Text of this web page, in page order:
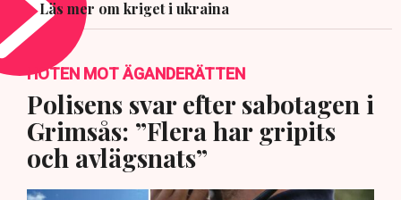
Läs mer om kriget i ukraina
HOTEN MOT ÄGANDERÄTTEN
Polisens svar efter sabotagen i
Grimsås: ”Flera har gripits
och avlägsnats”